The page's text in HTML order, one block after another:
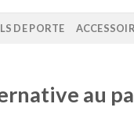
DE PORTE
au